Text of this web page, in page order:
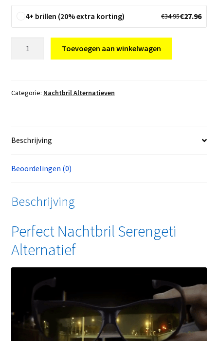
4+ brillen (20% extra korting) €34.95€27.96
Toevoegen aan winkelwagen
Categorie: Nachtbril Alternatieven
Beschrijving
Beoordelingen (0)
Beschrijving
Perfect Nachtbril Serengeti
Alternatief